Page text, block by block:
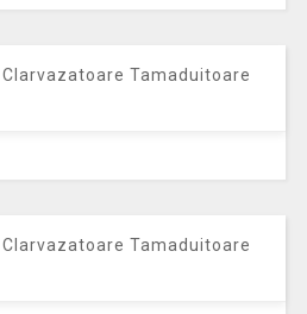
Tamaduitoare
Tamaduitoare